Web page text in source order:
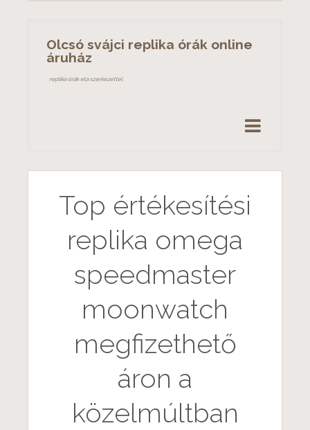
t
Olcsó svájci replika órák online
áruház
replika órák eta szerkezettel
Top értékesítési
replika omega
speedmaster
moonwatch
megfizethető
áron a
közelmúltban